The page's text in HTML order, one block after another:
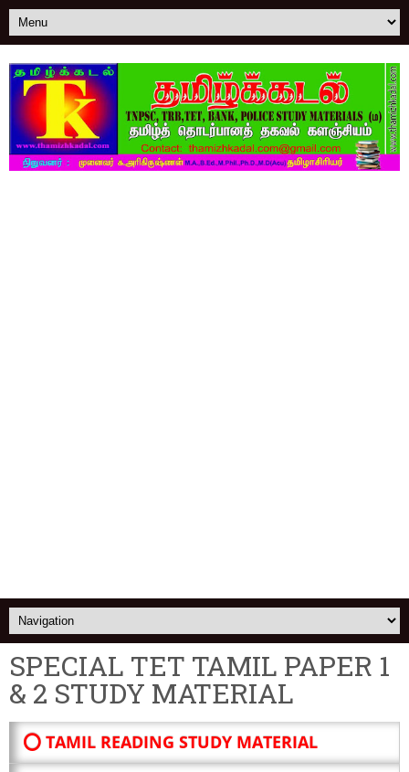
SPECIAL TET TAMIL PAPER 1
& 2 STUDY MATERIAL
⭕ TAMIL READING STUDY MATERIAL